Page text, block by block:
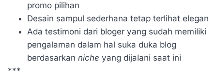
promo pilihan
Desain sampul sederhana tetap terlihat elegan
Ada testimoni dari bloger yang sudah memiliki
pengalaman dalam hal suka duka blog
berdasarkan niche yang dijalani saat ini
***